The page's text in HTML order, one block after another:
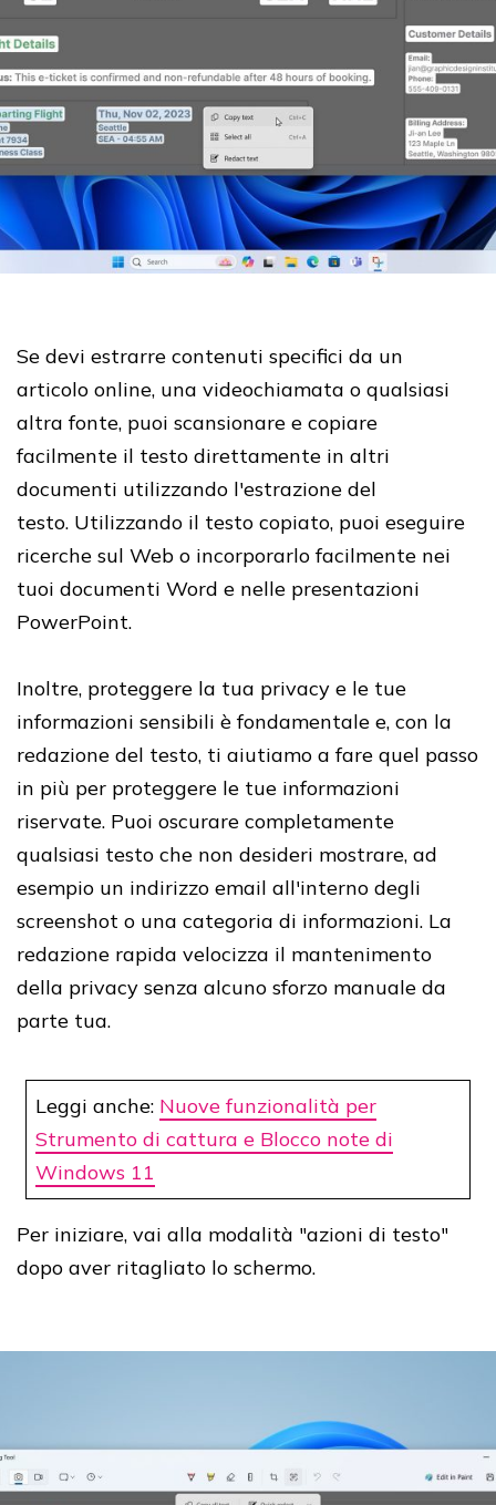
Se devi estrarre contenuti specifici da un
articolo online, una videochiamata o qualsiasi
altra fonte, puoi scansionare e copiare
facilmente il testo direttamente in altri
documenti utilizzando l'estrazione del
testo. Utilizzando il testo copiato, puoi eseguire
ricerche sul Web o incorporarlo facilmente nei
tuoi documenti Word e nelle presentazioni
PowerPoint.
Inoltre, proteggere la tua privacy e le tue
informazioni sensibili è fondamentale e, con la
redazione del testo, ti aiutiamo a fare quel passo
in più per proteggere le tue informazioni
riservate. Puoi oscurare completamente
qualsiasi testo che non desideri mostrare, ad
esempio un indirizzo email all'interno degli
screenshot o una categoria di informazioni. La
redazione rapida velocizza il mantenimento
della privacy senza alcuno sforzo manuale da
parte tua.
Leggi anche: Nuove funzionalità per
Strumento di cattura e Blocco note di
Windows 11
Per iniziare, vai alla modalità "azioni di testo"
dopo aver ritagliato lo schermo.